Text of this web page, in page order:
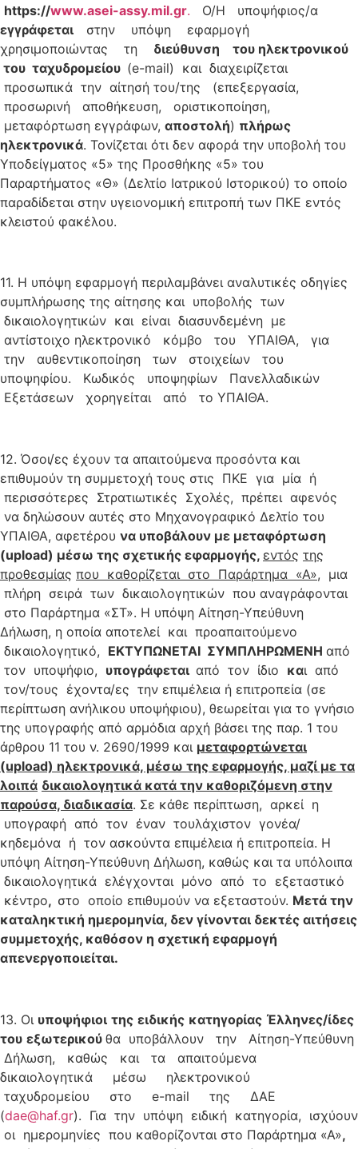
https://www.asei-assy.mil.gr. Ο/Η υποψήφιος/α
εγγράφεται στην υπόψη εφαρμογή
χρησιμοποιώντας τη διεύθυνση του ηλεκτρονικού
του ταχυδρομείου (e-mail) και διαχειρίζεται
προσωπικά την αίτησή του/της (επεξεργασία,
προσωρινή αποθήκευση, οριστικοποίηση,
μεταφόρτωση εγγράφων, αποστολή) πλήρως
ηλεκτρονικά. Τονίζεται ότι δεν αφορά την υποβολή του
Υποδείγματος «5» της Προσθήκης «5» του
Παραρτήματος «Θ» (Δελτίο Ιατρικού Ιστορικού) το οποίο
παραδίδεται στην υγειονομική επιτροπή των ΠΚΕ εντός
κλειστού φακέλου.
11. Η υπόψη εφαρμογή περιλαμβάνει αναλυτικές οδηγίες
συμπλήρωσης της αίτησης και υποβολής των
δικαιολογητικών και είναι διασυνδεμένη με
αντίστοιχο ηλεκτρονικό κόμβο του ΥΠΑΙΘΑ, για
την αυθεντικοποίηση των στοιχείων του
υποψηφίου. Κωδικός υποψηφίων Πανελλαδικών
Εξετάσεων χορηγείται από το ΥΠΑΙΘΑ.
12. Όσοι/ες έχουν τα απαιτούμενα προσόντα και
επιθυμούν τη συμμετοχή τους στις ΠΚΕ για μία ή
περισσότερες Στρατιωτικές Σχολές, πρέπει αφενός
να δηλώσουν αυτές στο Μηχανογραφικό Δελτίο του
ΥΠΑΙΘΑ, αφετέρου να υποβάλουν με μεταφόρτωση
(upload) μέσω της σχετικής εφαρμογής, εντός της
προθεσμίας που καθορίζεται στο Παράρτημα «Α», μια
πλήρη σειρά των δικαιολογητικών που αναγράφονται
στο Παράρτημα «ΣΤ». Η υπόψη Αίτηση-Υπεύθυνη
Δήλωση, η οποία αποτελεί και προαπαιτούμενο
δικαιολογητικό, ΕΚΤΥΠΩΝΕΤΑΙ ΣΥΜΠΛΗΡΩΜΕΝΗ από
τον υποψήφιο, υπογράφεται από τον ίδιο και από
τον/τους έχοντα/ες την επιμέλεια ή επιτροπεία (σε
περίπτωση ανήλικου υποψήφιου), θεωρείται για το γνήσιο
της υπογραφής από αρμόδια αρχή βάσει της παρ. 1 του
άρθρου 11 του ν. 2690/1999 και μεταφορτώνεται
(upload) ηλεκτρονικά, μέσω της εφαρμογής, μαζί με τα
λοιπά δικαιολογητικά κατά την καθοριζόμενη στην
παρούσα, διαδικασία. Σε κάθε περίπτωση, αρκεί η
υπογραφή από τον έναν τουλάχιστον γονέα/
κηδεμόνα ή τον ασκούντα επιμέλεια ή επιτροπεία. Η
υπόψη Αίτηση-Υπεύθυνη Δήλωση, καθώς και τα υπόλοιπα
δικαιολογητικά ελέγχονται μόνο από το εξεταστικό
κέντρο, στο οποίο επιθυμούν να εξεταστούν. Μετά την
καταληκτική ημερομηνία, δεν γίνονται δεκτές αιτήσεις
συμμετοχής, καθόσον η σχετική εφαρμογή
απενεργοποιείται.
13. Oι υποψήφιοι της ειδικής κατηγορίας Έλληνες/ίδες
του εξωτερικού θα υποβάλλουν την Αίτηση-Υπεύθυνη
Δήλωση, καθώς και τα απαιτούμενα
δικαιολογητικά μέσω ηλεκτρονικού
ταχυδρομείου στο e-mail της ΔΑΕ
(dae@haf.gr). Για την υπόψη ειδική κατηγορία, ισχύουν
οι ημερομηνίες που καθορίζονται στο Παράρτημα «Α»,